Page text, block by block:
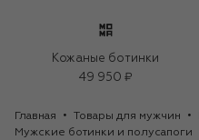
Кожаные ботинки
49 950 ₽
Главная Товары для мужчин
Мужские ботинки и полусапоги